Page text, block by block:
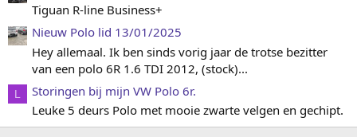
Tiguan R-line Business+
Nieuw Polo lid 13/01/2025
Hey allemaal. Ik ben sinds vorig jaar de trotse bezitter
van een polo 6R 1.6 TDI 2012, (stock)...
L
Storingen bij mijn VW Polo 6r.
Leuke 5 deurs Polo met mooie zwarte velgen en gechipt.